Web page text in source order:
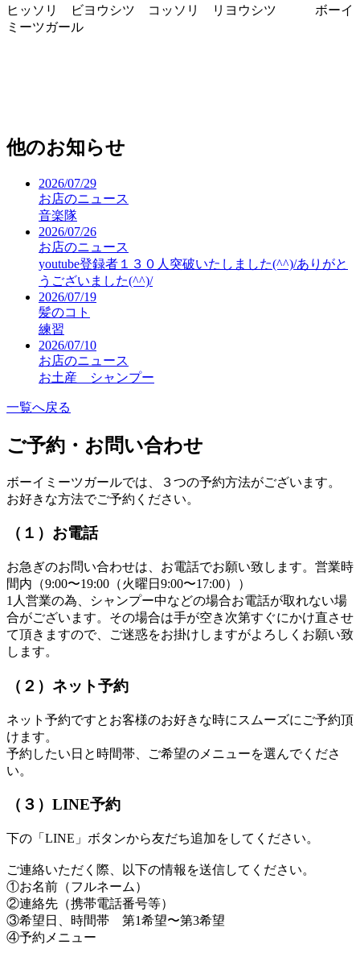
ヒッソリ ビヨウシツ コッソリ リヨウシツ ボーイ
ミーツガール
他のお知らせ
2026/07/29
お店のニュース
音楽隊
2026/07/26
お店のニュース
youtube登録者１３０人突破いたしました(^^)/ありがと
うございました(^^)/
2026/07/19
髪のコト
練習
2026/07/10
お店のニュース
お土産 シャンプー
一覧へ戻る
ご予約・お問い合わせ
ボーイミーツガールでは、３つの予約方法がございます。
お好きな方法でご予約ください。
（１）お電話
お急ぎのお問い合わせは、お電話でお願い致します。営業時
間内（9:00〜19:00（火曜日9:00〜17:00））
1人営業の為、シャンプー中などの場合お電話が取れない場
合がございます。その場合は手が空き次第すぐにかけ直させ
て頂きますので、ご迷惑をお掛けしますがよろしくお願い致
します。
（２）ネット予約
ネット予約ですとお客様のお好きな時にスムーズにご予約頂
けます。
予約したい日と時間帯、ご希望のメニューを選んでくださ
い。
（３）LINE予約
下の「LINE」ボタンから友だち追加をしてください。
ご連絡いただく際、以下の情報を送信してください。
①お名前（フルネーム）
②連絡先（携帯電話番号等）
③希望日、時間帯 第1希望〜第3希望
④予約メニュー